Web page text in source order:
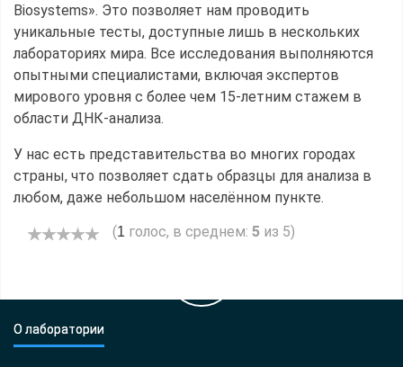
Biosystems». Это позволяет нам проводить
уникальные тесты, доступные лишь в нескольких
лабораториях мира. Все исследования выполняются
опытными специалистами, включая экспертов
мирового уровня с более чем 15-летним стажем в
области ДНК-анализа.
У нас есть представительства во многих городах
страны, что позволяет сдать образцы для анализа в
любом, даже небольшом населённом пункте.
(1 голос, в среднем: 5 из 5)
О лаборатории